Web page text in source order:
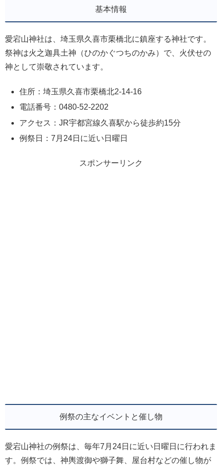
基本情報
愛宕山神社は、埼玉県久喜市栗橋北に鎮座する神社です。
祭神は火之迦具土神（ひのかぐつちのかみ）で、火伏せの
神として崇敬されています。
住所：埼玉県久喜市栗橋北2-14-16
電話番号：0480-52-2202
アクセス：JR宇都宮線久喜駅から徒歩約15分
例祭日：7月24日に近い日曜日
スポンサーリンク
例祭の主なイベントと催し物
愛宕山神社の例祭は、毎年7月24日に近い日曜日に行われま
す。例祭では、神輿渡御や獅子舞、屋台村などの催し物が